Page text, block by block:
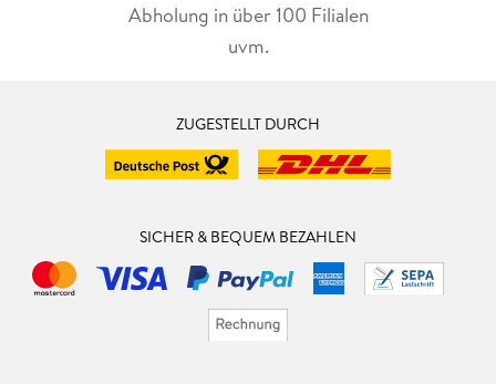
Abholung in über 100 Filialen
uvm.
ZUGESTELLT DURCH
SICHER & BEQUEM BEZAHLEN